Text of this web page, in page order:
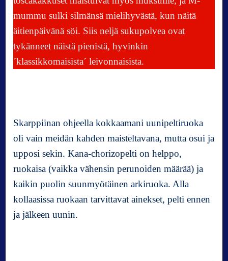
mummu sulki silmänsä mielihyvästä, kun näitä
äitienpäivänä söi. Siis neljä sukupolvea ovat
tykänneet näistä pienistä, hyvinkin
´klassikkomaisista´ leivonnaisista.
Skarppiinan ohjeella kokkaamani uunipeltiruoka
oli vain meidän kahden maisteltavana, mutta osui ja
upposi sekin. Kana-chorizopelti on helppo,
ruokaisa (vaikka vähensin perunoiden määrää) ja
kaikin puolin suunmyötäinen arkiruoka. Alla
kollaasissa ruokaan tarvittavat ainekset, pelti ennen
ja jälkeen uunin.